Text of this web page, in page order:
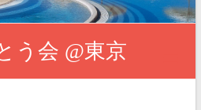
う会 @東京